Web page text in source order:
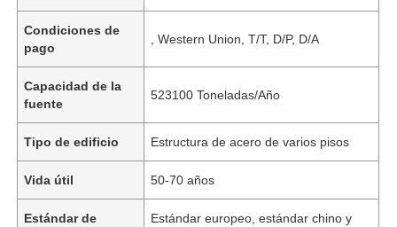
Condiciones de
pago
, Western Union, T/T, D/P, D/A
Capacidad de la
fuente
523100 Toneladas/Año
Tipo de edificio Estructura de acero de varios pisos
Vida útil 50-70 años
Estándar de
Estándar europeo, estándar chino y